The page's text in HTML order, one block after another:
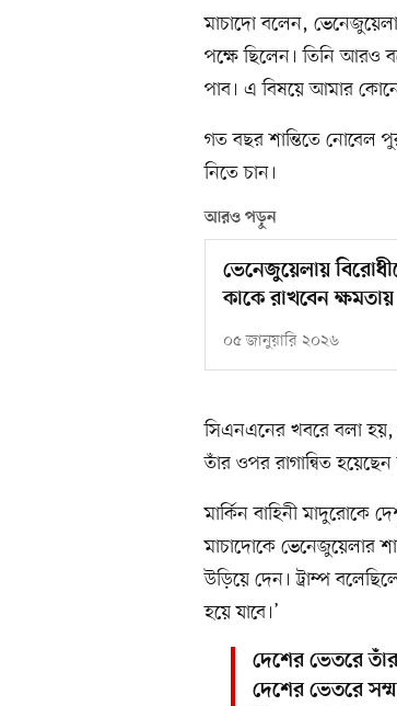
মাচাদো বলেন,
পক্ষে ছিলেন। তিনি আরও
পাব। এ বিষয়ে আমার
গত বছর শান্তিতে নোবেল
নিতে চান।
আরও পড়ুন
ভেনেজুয়েলায়
কাকে রাখবেন ক্ষমতায়
০৫ জানুয়ারি ২০২৬
সিএনএনের খবরে বলা হয়,
তাঁর ওপর রাগান্বিত
মার্কিন বাহিনী
মাচাদোকে ভেনেজুয়েলার
উড়িয়ে দেন। ট্রাম্প
হয়ে যাবে।’
দেশের ভেতরে
দেশের ভেতরে